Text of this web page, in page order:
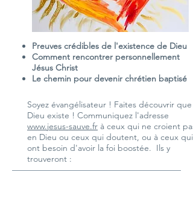
Preuves crédibles de l'existence de Dieu
Comment rencontrer personnellement
Jésus Christ
Le chemin pour devenir chrétien baptisé
Soyez évangélisateur ! Faites découvrir que
Dieu existe ! Communiquez l'adresse
www.jesus-sauve.fr à ceux qui ne croient pas
en Dieu ou ceux qui doutent, ou à ceux qui
ont besoin d'avoir la foi boostée. Ils y
trouveront :